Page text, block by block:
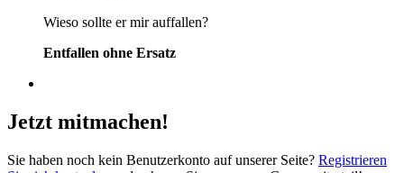
Wieso sollte er mir auffallen?
Entfallen ohne Ersatz
Jetzt mitmachen!
Sie haben noch kein Benutzerkonto auf unserer Seite? Registrieren